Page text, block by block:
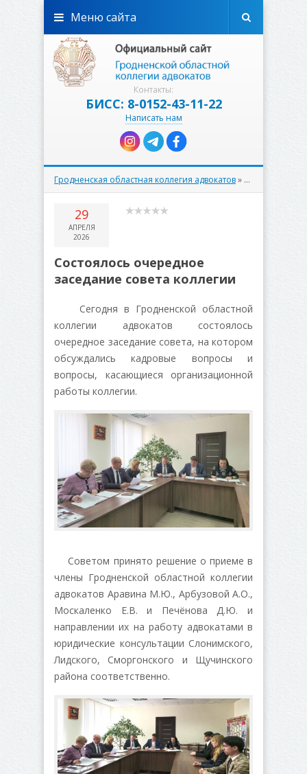
Контакты:
БИСС: 8-0152-43-11-22
Написать нам
Меню сайта
Гродненская областная коллегия адвокатов» К сведению
29
АПРЕЛЯ
2026
Состоялось очередное
заседание совета коллегии
Сегодня в Гродненской областной
коллегии адвокатов состоялось
очередное заседание совета, на котором
обсуждались кадровые вопросы и
вопросы, касающиеся организационной
работы коллегии.
Советом принято решение о приеме в
члены Гродненской областной коллегии
адвокатов Аравина М.Ю., Арбузовой А.О.,
Москаленко Е.В. и Печёнова Д.Ю. и
направлении их на работу адвокатами в
юридические консультации Слонимского,
Лидского, Сморгонского и Щучинского
района соответственно.